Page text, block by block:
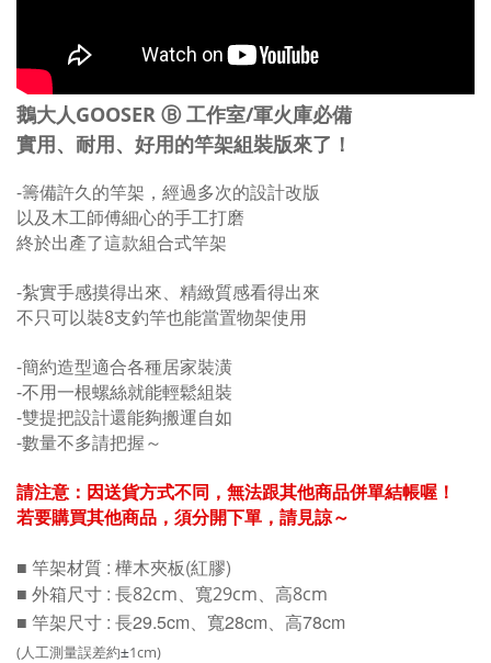
鵝大人GOOSER Ⓑ 工作室/軍火庫必備
實用、耐用、好用的竿架組裝版來了！
-籌備許久的竿架，經過多次的設計改版
以及木工師傅細心的手工打磨
終於出產了這款組合式竿架
-紮實手感摸得出來、精緻質感看得出來
不只可以裝8支釣竿也能當置物架使用
-簡約造型適合各種居家裝潢
-不用一根螺絲就能輕鬆組裝
-雙提把設計還能夠搬運自如
-數量不多請把握～
請注意：因送貨方式不同，無法跟其他商品併單結帳喔！
若要購買其他商品，須分開下單，請見諒～
■ 竿架材質 : 樺木夾板(紅膠)
■ 外箱尺寸 : 長82cm、寬29cm、高8cm
■ 竿架尺寸 : 長29.5cm、寬28cm、高78cm
(人工測量誤差約±1cm)